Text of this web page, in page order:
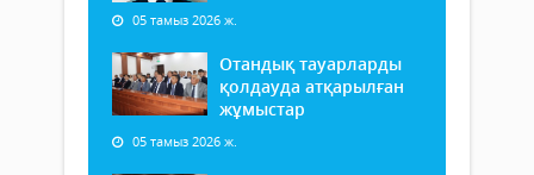
05 тамыз 2026 ж.
Отандық тауарларды
қолдауда атқарылған
жұмыстар
05 тамыз 2026 ж.